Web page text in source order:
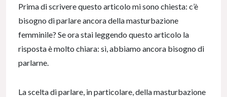
Prima di scrivere questo articolo mi sono chiesta: c’è
bisogno di parlare ancora della masturbazione
femminile? Se ora stai leggendo questo articolo la
risposta è molto chiara: sì, abbiamo ancora bisogno di
parlarne.
La scelta di parlare, in particolare, della masturbazione